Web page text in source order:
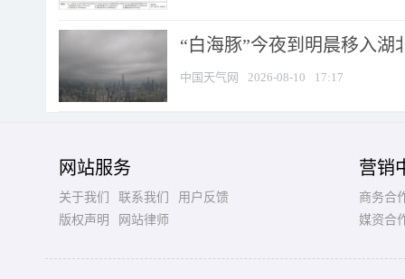
“白海豚”今夜到明晨移入湖
中国天气网 2026-08-10 17:17
网站服务
关于我们 联系我们
用户反馈
版权声明
网站律师
营销
商务合
媒资合